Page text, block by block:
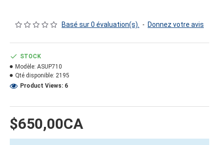
7 1/2"x3 1/2"x10 1/2"
FORMAT DU PRODUIT
Dimension: 0
Poids: 2.01
Volume cubique: 0.09 pieds cubes
Basé sur 0 évaluation(s). - Donnez votre avis
$650,00CA
STOCK
Modèle: ASUP710
Qté disponible: 2195
Product Views: 6